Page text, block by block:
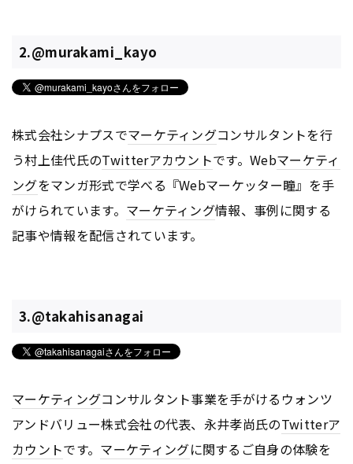
2.@murakami_kayo
株式会社シナプスでマーケティングコンサルタントを行
う村上佳代氏のTwitterアカウントです。Webマーケティ
ングをマンガ形式で学べる『Webマーケッター瞳』を手
がけられています。 マーケティング情報、事例に関する
記事や情報を配信されています。
3.@takahisanagai
マーケティングコンサルタント事業を手がけるウォンツ
アンドバリュー株式会社の代表、永井孝尚氏のTwitterア
カウントです。 マーケティングに関するご自身の体験を